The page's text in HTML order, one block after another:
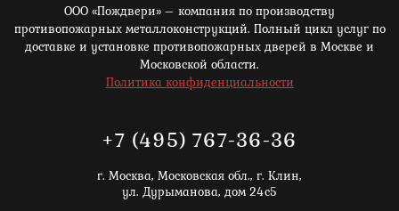
ООО «Пождвери» – компания по производству
противопожарных металлоконструкций. Полный цикл услуг по
доставке и установке противопожарных дверей в Москве и
Московской области.
Политика конфиденциальности
+7 (495) 767-36-36
г. Москва, Московская обл., г. Клин,
ул. Дурыманова, дом 24с5